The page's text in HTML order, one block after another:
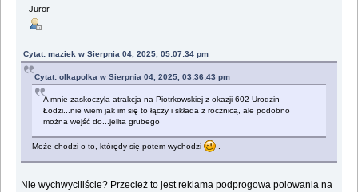
Juror
Cytat: maziek w Sierpnia 04, 2025, 05:07:34 pm
Cytat: olkapolka w Sierpnia 04, 2025, 03:36:43 pm
A mnie zaskoczyła atrakcja na Piotrkowskiej z okazji 602 Urodzin
Łodzi...nie wiem jak im się to łączy i składa z rocznicą, ale podobno
można wejść do...jelita grubego
Może chodzi o to, którędy się potem wychodzi .
Nie wychwyciliście? Przecież to jest reklama podprogowa polowania na